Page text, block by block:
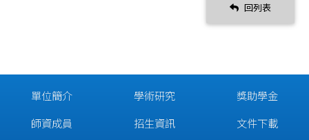
回列表
單位簡介
師資成員
學術研究
招生資訊
獎助學金
文件下載